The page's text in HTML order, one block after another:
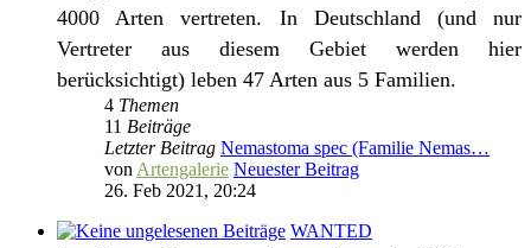
4000 Arten vertreten. In Deutschland (und nur
Vertreter aus diesem Gebiet werden hier
berücksichtigt) leben 47 Arten aus 5 Familien.
4 Themen
11 Beiträge
Letzter Beitrag Nemastoma spec (Familie Nemas…
von Artengalerie Neuester Beitrag
26. Feb 2021, 20:24
WANTED